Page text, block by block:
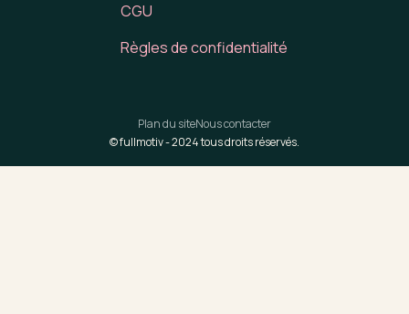
CGU
Règles de confidentialité
© fullmotiv -2024tous droits réservés.
Plan du siteNous contacter